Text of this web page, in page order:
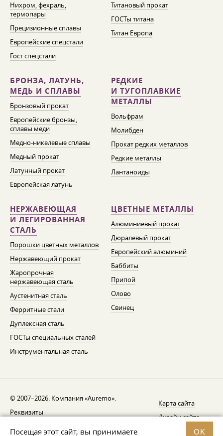
Посещая этот сайт, вы принимаете OK
Нихром, фехраль,
термопары
Прецизионные сплавы
Европейские спецстали
Гост спецстали
Титановый прокат
ГОСТы титана
Титан Европа
БРОНЗА, ЛАТУНЬ,
МЕДЬ И СПЛАВЫ
Бронзовый прокат
Европейские бронзы,
сплавы меди
Медно-никелевые сплавы
Медный прокат
Латунный прокат
Европейская латунь
РЕДКИЕ
И ТУГОПЛАВКИЕ
МЕТАЛЛЫ
Вольфрам
Молибден
Прокат редких металлов
Редкие металлы
Лантаноиды
НЕРЖАВЕЮЩАЯ
И ЛЕГИРОВАННАЯ
СТАЛЬ
Порошки цветных металлов
Нержавеющий прокат
Жаропрочная
нержавеющая сталь
Аустенитная сталь
Ферритные стали
Дуплексная сталь
ГОСТы специальных сталей
Инструментальная сталь
ЦВЕТНЫЕ МЕТАЛЛЫ
Алюминиевый прокат
Дюралевый прокат
Европейский алюминий
Баббиты
Припой
Олово
Свинец
© 2007–2026. Компания «Auremo».
Реквизиты
Карта сайта
Дизайн сайта —